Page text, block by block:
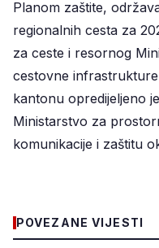
Planom zaštite,
regionalnih cesta za
za ceste i resornog
cestovne
kantonu opredijeljeno
Ministarstvo za
komunikacije i zaštitu
POVEZANE VIJESTI